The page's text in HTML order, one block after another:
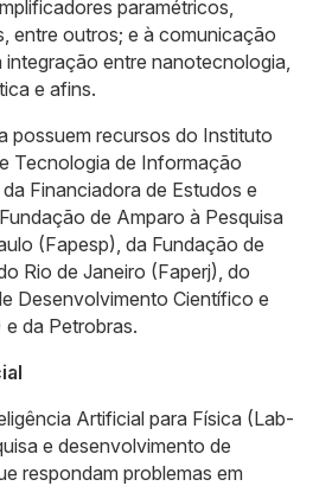
paramétricos,
entre outros; e à comunicação
entre nanotecnologia,
e afins.
possuem recursos do Instituto
Tecnologia de Informação
Financiadora de Estudos e
de Amparo à Pesquisa
(Fapesp), da Fundação de
Rio de Janeiro (Faperj), do
Desenvolvimento Científico e
da Petrobras.
Artificial para Física (Lab-
e desenvolvimento de
respondam problemas em